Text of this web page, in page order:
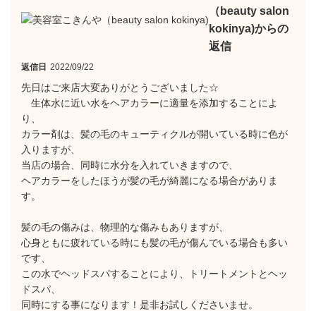
（beauty salon
kokinya)からの
返信
返信日 2022/09/22
先日はご来店大変ありがとうございました☆
生体水に近い水をヘアカラーに適量を添加することによ
り、
カラー剤は、髪の毛のキューティクルが開いている時に色が
入りますが、
当店の場合、同時に水分を入れていきますので、
ヘアカラーをしたほうが髪の毛が綺麗になる場合がありま
す。
髪の毛の傷みは、物理的な傷みもありますが、
心身ともに疲れている時にも髪の毛が傷んでいる場合も多い
です、
この水でヘッドスパすることにより、トリートメントとヘッ
ドスパ、
同時にする事になります！是非お試しくださいませ。